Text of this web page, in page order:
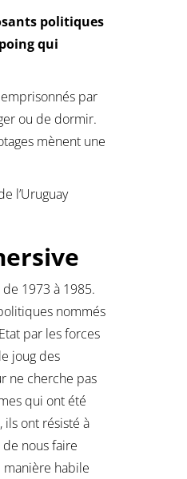
politiques
qui
par
ou de dormir.
mènent une
l’Uruguay
1973 à 1985.
nommés
par les forces
joug des
ne cherche pas
qui ont été
ont résisté à
nous faire
habile